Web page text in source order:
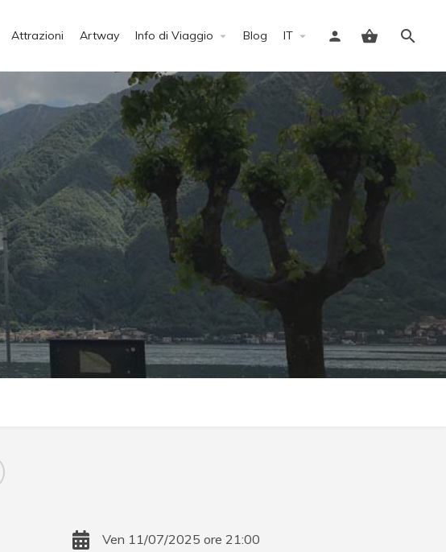
Attrazioni Artway Info di Viaggio Blog IT
Accedi
Ven 11/07/2025 ore 21:00